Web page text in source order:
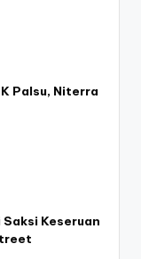
Palsu, Niterra
Keseruan